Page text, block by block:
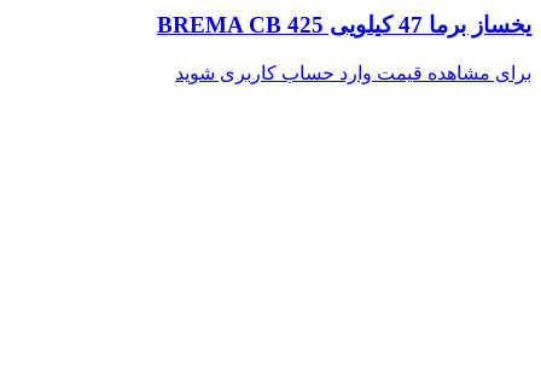
یخساز برما 47 کیلویی BREMA CB 425
برای مشاهده قیمت وارد حساب کاربری شوید